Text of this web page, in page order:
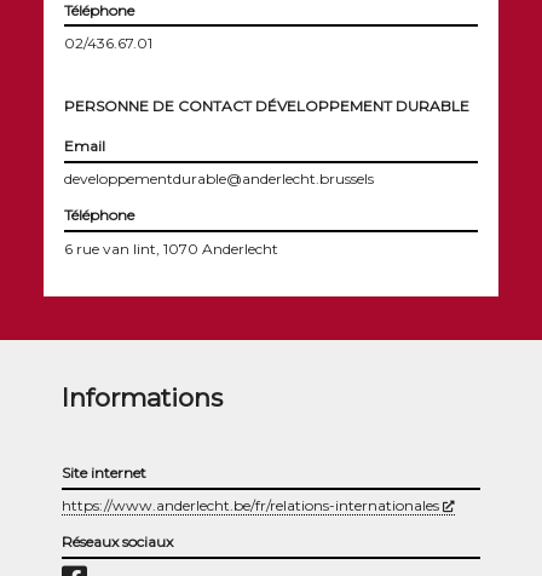
Téléphone
02/436.67.01
PERSONNE DE CONTACT DÉVELOPPEMENT DURABLE
Email
developpementdurable@anderlecht.brussels
Téléphone
6 rue van lint, 1070 Anderlecht
Informations
Site internet
https://www.anderlecht.be/fr/relations-internationales
(Nouvelle
Réseaux sociaux